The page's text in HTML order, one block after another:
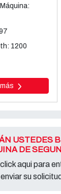
1200
USTEDES
DE
aqui para
su